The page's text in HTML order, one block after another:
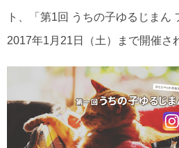
ト、「第1回 うちの子ゆるじまん
2017年1月21日（土）まで開催さ